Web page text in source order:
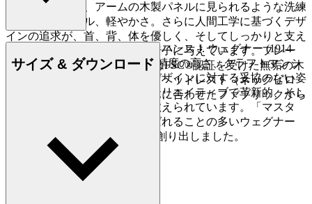
独特のフォルム、アームの木製パネルに見られるような洗練
されたディテール、軽やかさ。さらに人間工学に基づくデザ
インの追求が、首、背、体を優しく、そしてしっかりと支え
る至極のコンフォートをこの椅子に与えています。フレー
ム、 アーム、そして脚の素材はFSC®認証を受けた無垢の木
材（一部）。オプションとなるヘッドレスト（ネックピロ
ー）の張地は皮革、または本体に合わせたファブリックから
もっと読む
デンマークの家具デザイナー、ハンス J. ウェグナー (1914-
2007) は、家具づくりにおける精度の高さ、クラフトマンシ
ップに対する優れた洞察力、デザインに対する妥協のない姿
勢で知られており、史上最もクリエイティブで革新的、そし
て多作なデザイナーの一人に数えられています。「マスタ
ー・オブ・ザ・チェア」と呼ばれることの多いウェグナー
は、生涯で約500点もの椅子を創り出しました。
詳しく見る Hans J. Wegner
サイズ & ダウンロード